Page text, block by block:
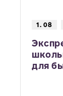
1. 08
для